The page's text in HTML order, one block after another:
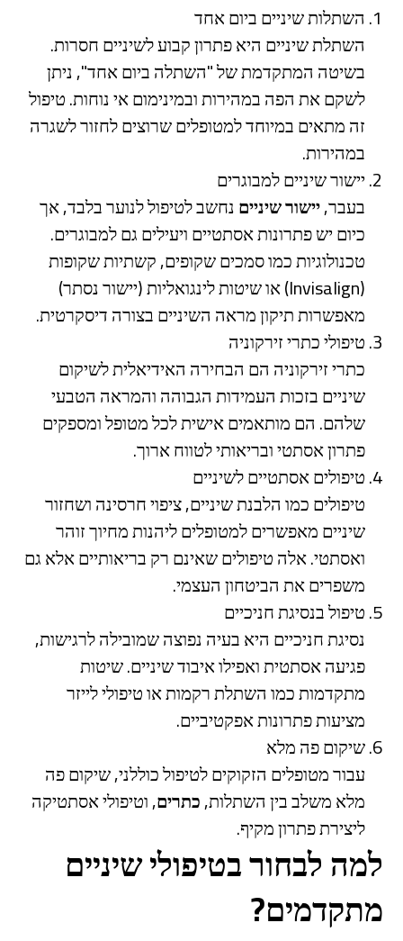
השתלות שיניים ביום אחד
השתלת שיניים היא פתרון קבוע לשיניים חסרות.
בשיטה המתקדמת של "השתלה ביום אחד", ניתן
לשקם את הפה במהירות ובמינימום אי נוחות. טיפול
זה מתאים במיוחד למטופלים שרוצים לחזור לשגרה
במהירות.
יישור שיניים למבוגרים
בעבר,יישור שינייםנחשב לטיפול לנוער בלבד, אך
כיום יש פתרונות אסתטיים ויעילים גם למבוגרים.
טכנולוגיות כמו סמכים שקופים, קשתיות שקופות
(Invisalign) או שיטות לינגואליות (יישור נסתר)
מאפשרות תיקון מראה השיניים בצורה דיסקרטית.
טיפולי כתרי זירקוניה
כתרי זירקוניה הם הבחירה האידיאלית לשיקום
שיניים בזכות העמידות הגבוהה והמראה הטבעי
שלהם. הם מותאמים אישית לכל מטופל ומספקים
פתרון אסתטי ובריאותי לטווח ארוך.
טיפולים אסתטיים לשיניים
טיפולים כמו הלבנת שיניים, ציפוי חרסינה ושחזור
שיניים מאפשרים למטופלים ליהנות מחיוך זוהר
ואסתטי. אלה טיפולים שאינם רק בריאותיים אלא גם
משפרים את הביטחון העצמי.
טיפול בנסיגת חניכיים
נסיגת חניכיים היא בעיה נפוצה שמובילה לרגישות,
פגיעה אסתטית ואפילו איבוד שיניים. שיטות
מתקדמות כמו השתלת רקמות או טיפולי לייזר
מציעות פתרונות אפקטיביים.
שיקום פה מלא
עבור מטופלים הזקוקים לטיפול כוללני, שיקום פה
מלא משלב בין השתלות,כתרים, וטיפולי אסתטיקה
ליצירת פתרון מקיף.
למה לבחור בטיפולי שיניים
מתקדמים?